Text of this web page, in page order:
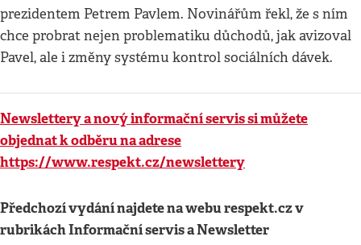
prezidentem Petrem Pavlem. Novinářům řekl, že s ním
chce probrat nejen problematiku důchodů, jak avizoval
Pavel, ale i změny systému kontrol sociálních dávek.
Newslettery a nový informační servis si můžete
objednat k odběru na adrese
https://www.respekt.cz/newslettery
Předchozí vydání najdete na webu respekt.cz v
rubrikách Informační servis a Newsletter